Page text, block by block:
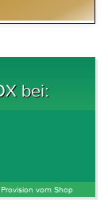
bei:
vom Shop